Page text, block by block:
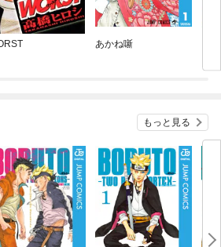
あかね噺
もっと見る